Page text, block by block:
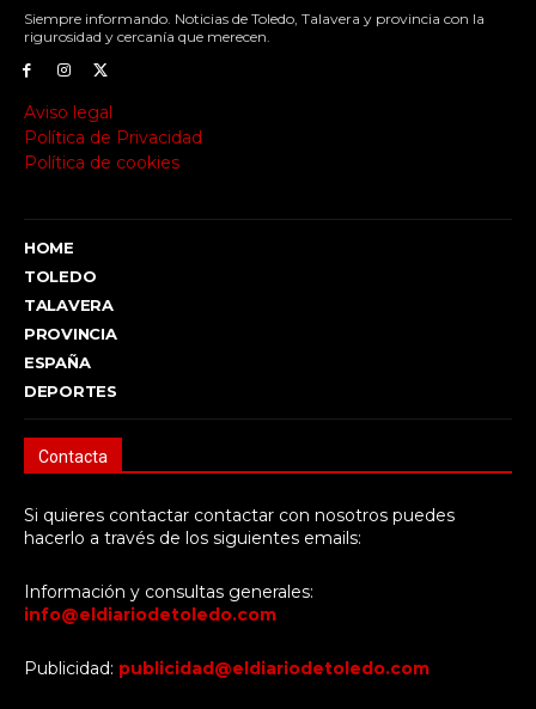
Siempre informando. Noticias de Toledo, Talavera y provincia con la
rigurosidad y cercanía que merecen.
Aviso legal
Política de Privacidad
Política de cookies
HOME
TOLEDO
TALAVERA
PROVINCIA
ESPAÑA
DEPORTES
Contacta
Si quieres contactar contactar con nosotros puedes
hacerlo a través de los siguientes emails:
Información y consultas generales:
info@eldiariodetoledo.com
Publicidad: publicidad@eldiariodetoledo.com